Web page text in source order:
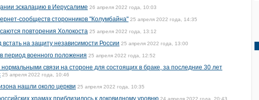
эскалацию в Иерусалиме 26 апреля 2022 года, 10:03
сообществ сторонников "Колумбайна" 25 апреля 2022 года, 14:35
повторения Холокоста 25 апреля 2022 года, 13:12
на защиту независимости России 25 апреля 2022 года, 13:00
период военного положения 25 апреля 2022 года, 12:52
связи на стороне для состоящих в браке, за последние 30 лет
25 апреля 2022 года, 10:46
нашли около церкви 25 апреля 2022 года, 10:35
храмах приблизилось к доковидному уровню 24 апреля 2022 года, 20:43